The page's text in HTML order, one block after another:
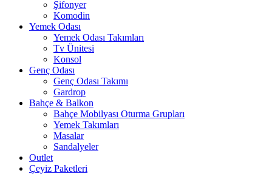
Şifonyer
Komodin
Yemek Odası
Yemek Odası Takımları
Tv Ünitesi
Konsol
Genç Odası
Genç Odası Takımı
Gardrop
Bahçe & Balkon
Bahçe Mobilyası Oturma Grupları
Yemek Takımları
Masalar
Sandalyeler
Outlet
Çeyiz Paketleri